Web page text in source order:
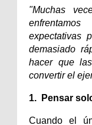
"Muchas
expectativas
demasiado
hacer que
convertir el
1.  Pensar
Cuando el